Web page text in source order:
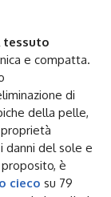
tessuto
e compatta.
di
della pelle,
danni del sole e
è
cieco su 79